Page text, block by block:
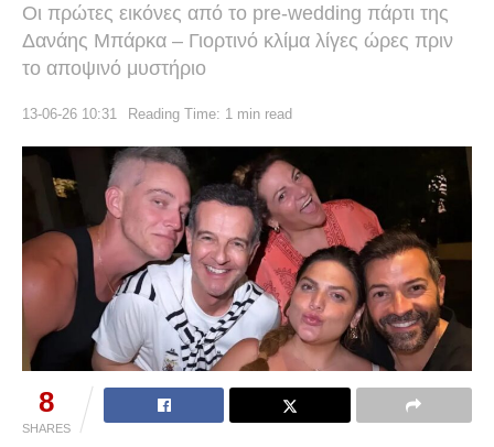
Οι πρώτες εικόνες από το pre-wedding πάρτι της
Δανάης Μπάρκα – Γιορτινό κλίμα λίγες ώρες πριν
το αποψινό μυστήριο
13-06-26 10:31 Reading Time: 1 min read
8
SHARES